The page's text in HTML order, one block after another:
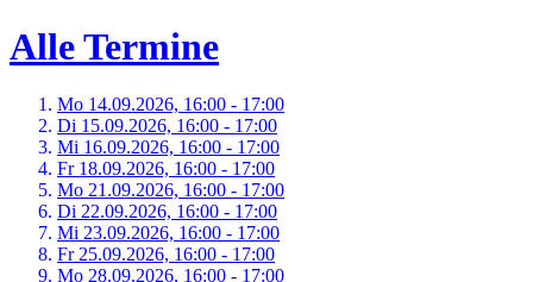
Alle Termine
Mo 14.09.2026, 16:00 - 17:00
Di 15.09.2026, 16:00 - 17:00
Mi 16.09.2026, 16:00 - 17:00
Fr 18.09.2026, 16:00 - 17:00
Mo 21.09.2026, 16:00 - 17:00
Di 22.09.2026, 16:00 - 17:00
Mi 23.09.2026, 16:00 - 17:00
Fr 25.09.2026, 16:00 - 17:00
Mo 28.09.2026, 16:00 - 17:00